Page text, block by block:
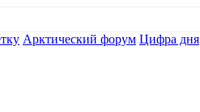
Арктический форум Цифра дня